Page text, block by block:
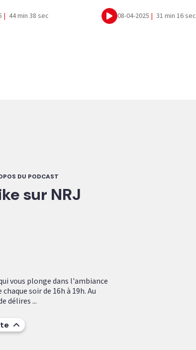
| 44 min 38 sec Ecouter
08-04-2025 | 31 min 16 sec
DU PODCAST
sur NRJ
vous plonge dans l'ambiance
soir de 16h à 19h. Au
délires ...